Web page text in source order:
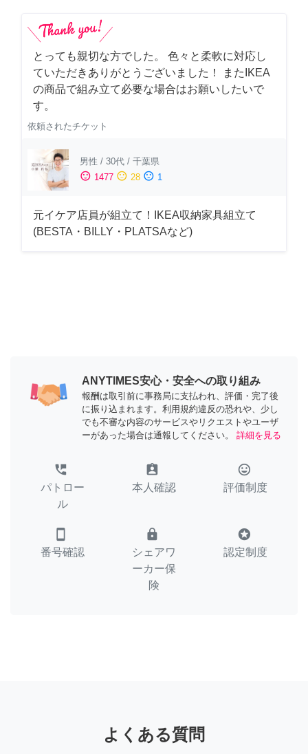
とっても親切な方でした。 色々と柔軟に対応し
ていただきありがとうございました！ またIKEA
の商品で組み立て必要な場合はお願いしたいで
す。
依頼されたチケット
男性 / 30代 / 千葉県
sentiment_satisfied 1477 sentiment_neutral 28 sentiment_dissatisfied 1
元イケア店員が組立て！IKEA収納家具組立て
(BESTA・BILLY・PLATSAなど)
ANYTIMES安心・安全への取り組み
報酬は取引前に事務局に支払われ、評価・完了後
に振り込まれます。利用規約違反の恐れや、少し
でも不審な内容のサービスやリクエストやユーザ
ーがあった場合は通報してください。
詳細を見る
perm_phone_msg
パトロー
ル
assignment_ind
本人確認
tag_faces
評価制度
smartphone
番号確認
lock
シェアワ
ーカー保
険
stars
認定制度
よくある質問